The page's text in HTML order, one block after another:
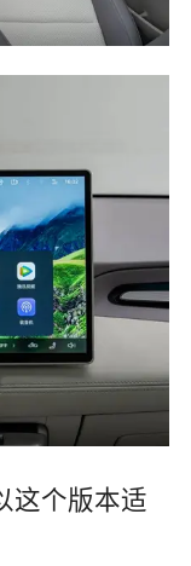
这个版本适